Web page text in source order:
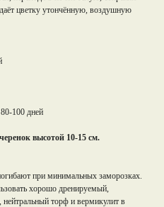
цветку утончённую, воздушную
80-100 дней
высотой 10-15 см.
при минимальных заморозках.
хорошо дренируемый,
нейтральный торф и вермикулит в